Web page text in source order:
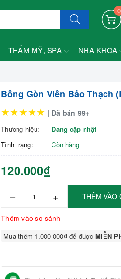
0
THẨM MỸ, SPA NHA KHOA
Bông Gòn Viên Bảo Thạch
★★★★★ | Đã bán 99+
Thương hiệu:
Đang cập nhật
Tình trạng:
Còn hàng
120.000₫
– + THÊM VÀO
Thêm vào so sánh
Mua thêm 1.000.000₫ để được MIỄN PHÍ